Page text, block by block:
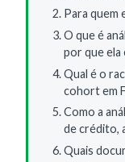
Para
O que é
por que ela
Qual é o
cohort em
Como a
de crédito,
Quais